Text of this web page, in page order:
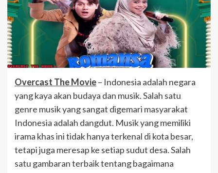
Overcast The Movie– Indonesia adalah negara
yang kaya akan budaya dan musik. Salah satu
genre musik yang sangat digemari masyarakat
Indonesia adalah dangdut. Musik yang memiliki
irama khas ini tidak hanya terkenal di kota besar,
tetapi juga meresap ke setiap sudut desa. Salah
satu gambaran terbaik tentang bagaimana